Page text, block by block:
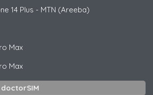
14 Plus - MTN (Areeba)
Max
Max